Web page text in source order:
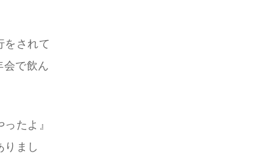
をされて
会で飲ん
たよ』
りまし